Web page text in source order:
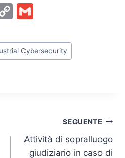
C
p
y
ai
l
Cybersecurity
SEGUENTE
Attività di sopralluogo
giudiziario in caso di